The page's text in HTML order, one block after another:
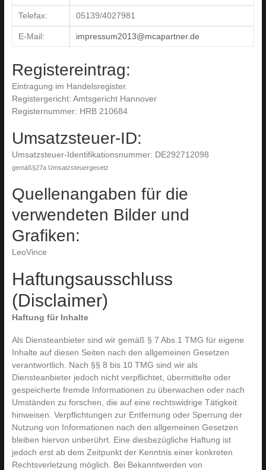
Telefax: 05139/4027981
E-Mail: impressum2013@mcapartner.de
Registereintrag:
Eintragung im Handelsregister.
Registergericht: Amtsgericht Hannover
Registernummer: HRB 210684
Umsatzsteuer-ID:
Umsatzsteuer-Identifikationsnummer: DE292712098
gemäß§27a Umsatzsteuergesetz
Quellenangaben für die
verwendeten Bilder und
Grafiken:
LeoVince
Haftungsausschluss
(Disclaimer)
Haftung für Inhalte
Als Diensteanbieter sind wir gemäß § 7 Abs.1 TMG für eigene
Inhalte auf diesen Seiten nach den allgemeinen Gesetzen
verantwortlich. Nach §§ 8 bis 10 TMG sind wir als
Diensteanbieter jedoch nicht verpflichtet, übermittelte oder
gespeicherte fremde Informationen zu überwachen oder nach
Umständen zu forschen, die auf eine rechtswidrige Tätigkeit
hinweisen. Verpflichtungen zur Entfernung oder Sperrung der
Nutzung von Informationen nach den allgemeinen Gesetzen
bleiben hiervon unberührt. Eine diesbezügliche Haftung ist
jedoch erst ab dem Zeitpunkt der Kenntnis einer konkreten
Rechtsverletzung möglich. Bei Bekanntwerden von